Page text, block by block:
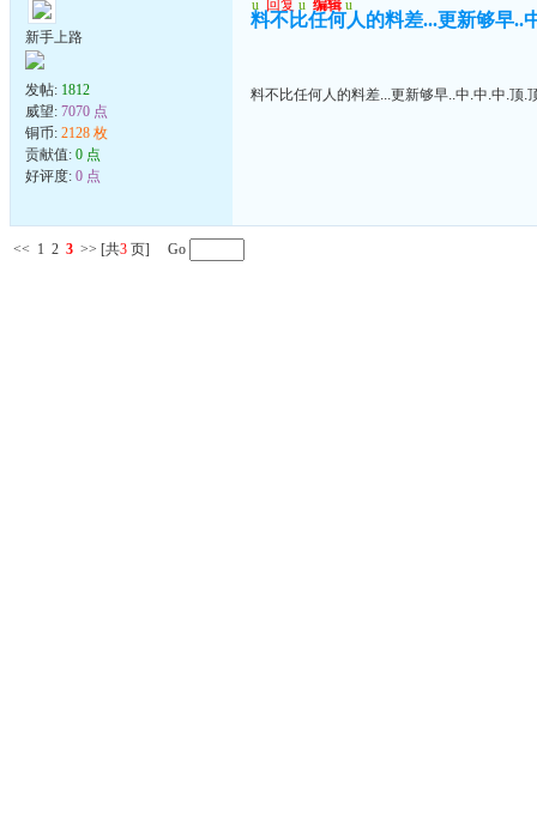
新手上路
发帖: 1812
威望: 7070 点
铜币: 2128 枚
贡献值: 0 点
好评度: 0 点
u 回复 u 编辑 u
料不比任何人的料差...更新够早..
料不比任何人的料差...更新够早..中.中.中.顶.
<< 1 2 3 >> [共3 页] Go